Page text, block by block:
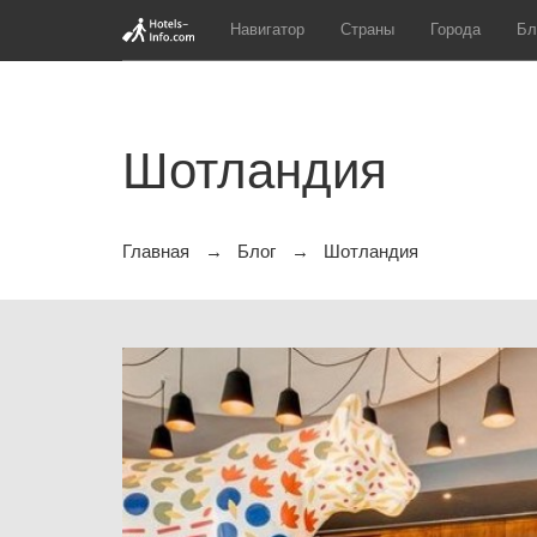
Навигатор Страны Города
Шотландия
Главная Блог Шотландия